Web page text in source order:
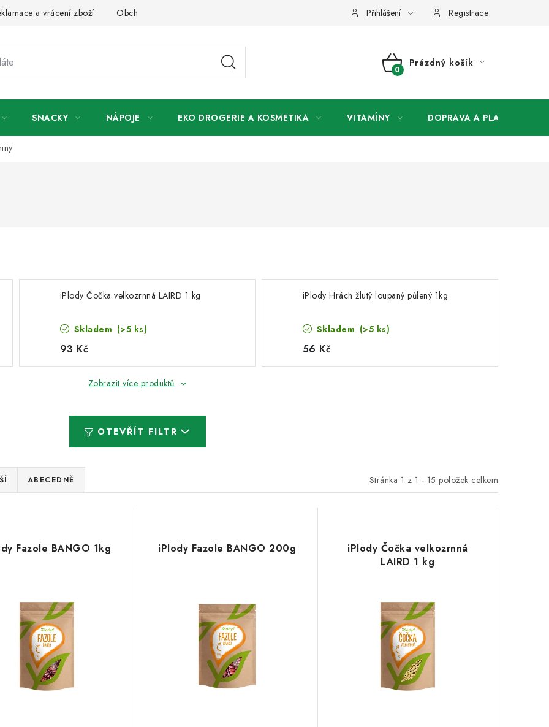
a vrácení zboží Obchodní podmínky Přihlášení Registrace
NÁKUPNÍ
Prázdný košík
SNACKY NÁPOJE EKO DROGERIE A KOSMETIKA VITAMÍNY DOPRAVA A PLATBA
iPlody Čočka velkozrnná LAIRD 1 kg
Skladem (>5 ks)
93 Kč
iPlody Hrách žlutý loupaný půlený 1kg
Skladem (>5 ks)
56 Kč
Zobrazit více produktů
OTEVŘÍT FILTR
Stránka 1 z 1 - 15 položek celkem
ABECEDNĚ
Fazole BANGO 1kg iPlody Fazole BANGO 200g
iPlody Čočka velkozrnná
LAIRD 1 kg